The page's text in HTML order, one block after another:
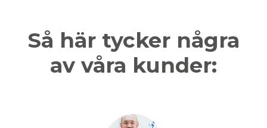
Så här tycker några
av våra kunder: